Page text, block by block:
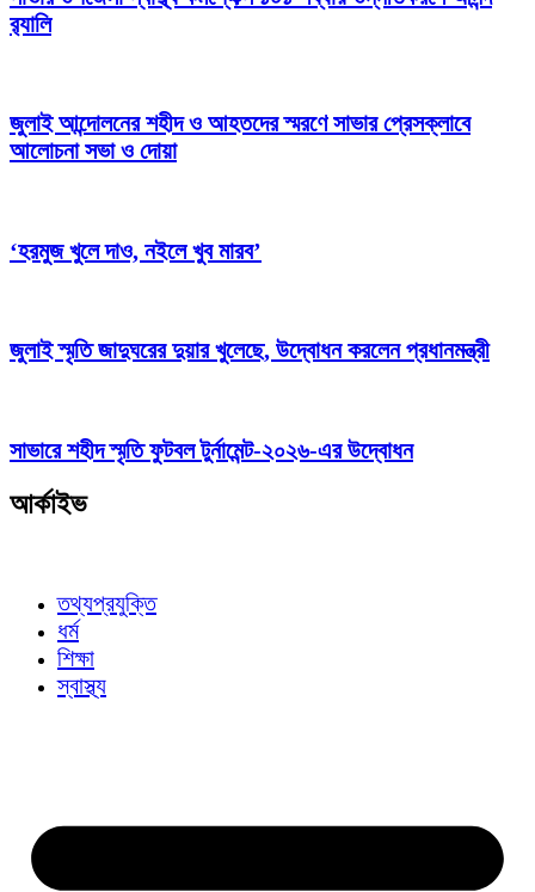
র‍্যালি
জুলাই আন্দোলনের শহীদ ও আহতদের স্মরণে সাভার প্রেসক্লাবে
আলোচনা সভা ও দোয়া
‘হরমুজ খুলে দাও, নইলে খুব মারব’
জুলাই স্মৃতি জাদুঘরের দুয়ার খুলেছে, উদ্বোধন করলেন প্রধানমন্ত্রী
সাভারে শহীদ স্মৃতি ফুটবল টুর্নামেন্ট-২০২৬-এর উদ্বোধন
আর্কাইভ
তথ্যপ্রযুক্তি
ধর্ম
শিক্ষা
স্বাস্থ্য